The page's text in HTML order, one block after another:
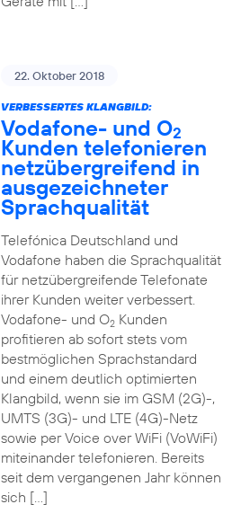
22. Oktober 2018
VERBESSERTES KLANGBILD:
Vodafone- und O2
Kunden telefonieren
netzübergreifend in
ausgezeichneter
Sprachqualität
Telefónica Deutschland und
Vodafone haben die Sprachqualität
für netzübergreifende Telefonate
ihrer Kunden weiter verbessert.
Vodafone- und O2Kunden
profitieren ab sofort stets vom
bestmöglichen Sprachstandard
und einem deutlich optimierten
Klangbild, wenn sie im GSM (2G)-,
UMTS (3G)- und LTE (4G)-Netz
sowie per Voice over WiFi (VoWiFi)
miteinander telefonieren. Bereits
seit dem vergangenen Jahr können
sich […]